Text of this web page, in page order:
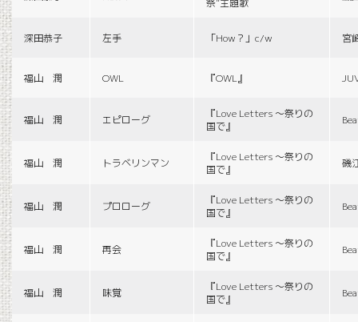
祭”主題歌
深田恭子 左手 「How？」c/w 宮
福山 潤 OWL 『OWL』
福山 潤 エピローグ
『Love Letters 〜祭りの
国で』
福山 潤 トラベリンマン
『Love Letters 〜祭りの
国で』
磯
福山 潤 プロローグ
『Love Letters 〜祭りの
国で』
福山 潤 再会
『Love Letters 〜祭りの
国で』
福山 潤 味覚
『Love Letters 〜祭りの
国で』